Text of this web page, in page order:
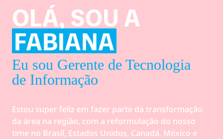
OLÁ, SOU A
FABIANA
Eu sou Gerente de Tecnologia
de Informação
Estou super feliz em fazer parte da transformação
da área na região, com a reformulação do nosso
time no Brasil, Estados Unidos, Canadá, México e